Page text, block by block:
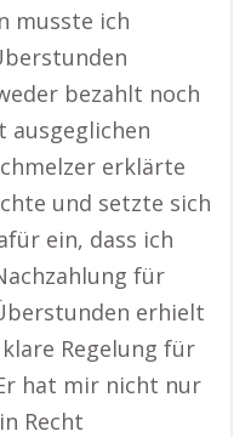
musste ich
bezahlt noch
ausgeglichen
erklärte
und setzte sich
ein, dass ich
für
erhielt
Regelung für
hat mir nicht nur
Recht